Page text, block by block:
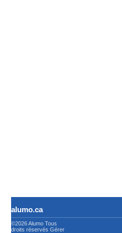
alumo.ca
©2026 Alumo Tous
droits réservés Gérer